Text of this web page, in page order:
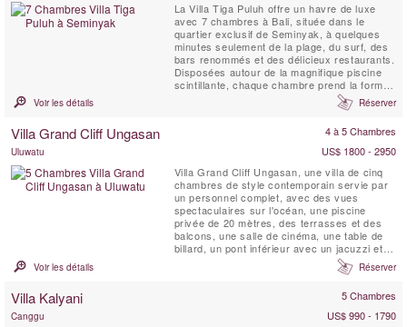
La Villa Tiga Puluh offre un havre de luxe
avec 7 chambres à Bali, située dans le
quartier exclusif de Seminyak, à quelques
minutes seulement de la plage, du surf, des
bars renommés et des délicieux restaurants.
Disposées autour de la magnifique piscine
scintillante, chaque chambre prend la forme
d’un bungalow privé, offrant ainsi un équilibre
parfait entre les moments partagés et
raffiné préparé par notre chef ...
Voir les détails Réserver
Villa Grand Cliff Ungasan 4 à 5 Chambres
Uluwatu
US$ 1800 - 2950
Villa Grand Cliff Ungasan, une villa de cinq
chambres de style contemporain servie par
un personnel complet, avec des vues
spectaculaires sur l'océan, une piscine
privée de 20 mètres, des terrasses et des
balcons, une salle de cinéma, une table de
billard, un pont inférieur avec un jacuzzi et
un belvédère de relaxation . Cette villa
exceptionnelle à Bali est située dans
d'une falaise sur la spectaculaire péninsule
Voir les détails Réserver
Villa Kalyani 5 Chambres
Canggu
US$ 990 - 1790